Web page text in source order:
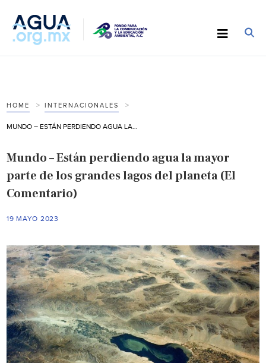
HOME INTERNACIONALES
Mundo – Están perdiendo agua la mayor
parte de los grandes lagos del planeta (El
Comentario)
19 MAYO 2023